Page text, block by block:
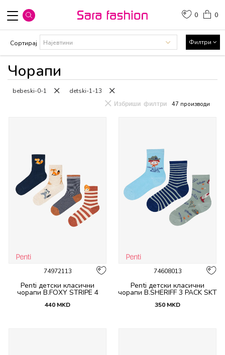
0
0
Чорапи
Сортирај Филтри
bebeski-0-1 detski-1-13
47 производи
Избриши филтри
74972113
Penti детски класични
чорапи B.FOXY STRIPE 4
440 MKD
74608013
Penti детски класични
чорапи B.SHERIFF 3 PACK SKT
350 MKD